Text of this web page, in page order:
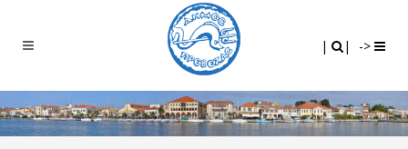
| | ->